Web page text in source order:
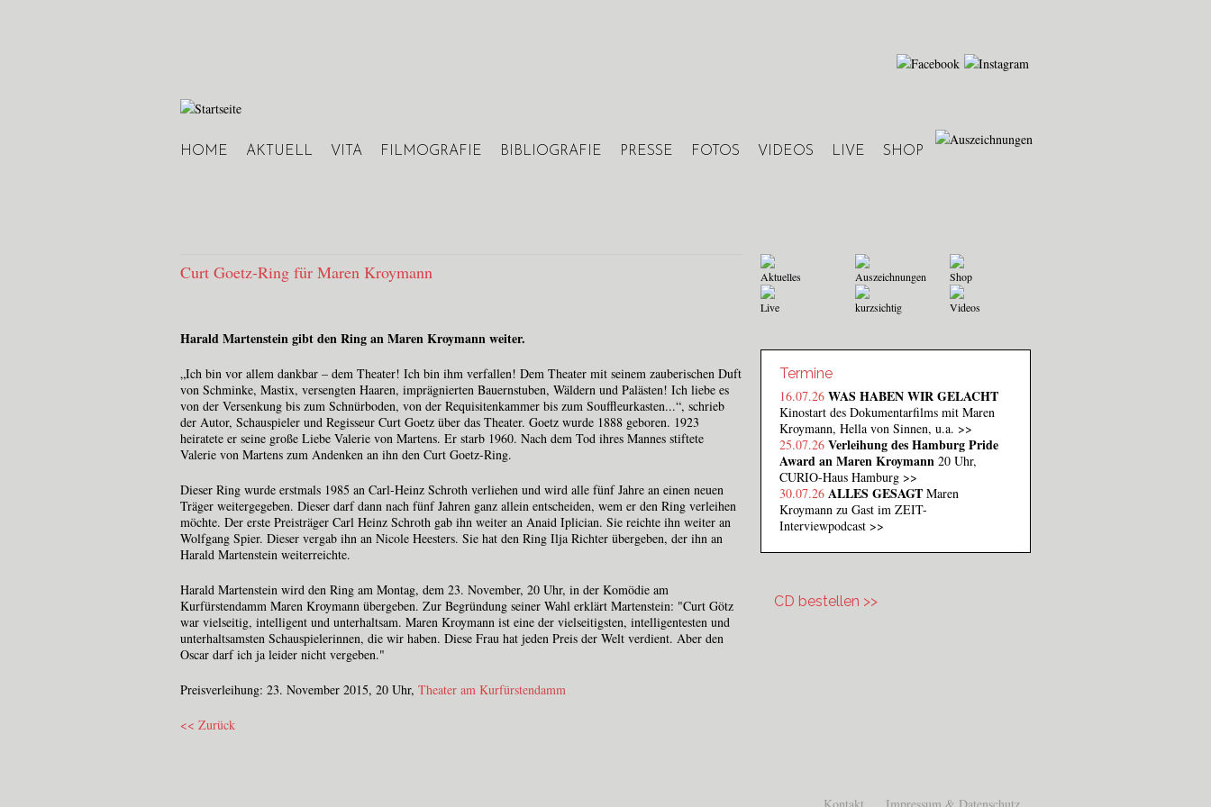
HOME AKTUELL VITA FILMOGRAFIE BIBLIOGRAFIE PRESSE FOTOS VIDEOS LIVE SHOP
Curt Goetz-Ring für Maren Kroymann
Harald Martenstein gibt den Ring an Maren Kroymann weiter.
„Ich bin vor allem dankbar – dem Theater! Ich bin ihm verfallen! Dem Theater mit seinem zauberischen Duft
von Schminke, Mastix, versengten Haaren, imprägnierten Bauernstuben, Wäldern und Palästen! Ich liebe es
von der Versenkung bis zum Schnürboden, von der Requisitenkammer bis zum Souffleurkasten...“, schrieb
der Autor, Schauspieler und Regisseur Curt Goetz über das Theater. Goetz wurde 1888 geboren. 1923
heiratete er seine große Liebe Valerie von Martens. Er starb 1960. Nach dem Tod ihres Mannes stiftete
Valerie von Martens zum Andenken an ihn den Curt Goetz-Ring.
Dieser Ring wurde erstmals 1985 an Carl-Heinz Schroth verliehen und wird alle fünf Jahre an einen neuen
Träger weitergegeben. Dieser darf dann nach fünf Jahren ganz allein entscheiden, wem er den Ring verleihen
möchte. Der erste Preisträger Carl Heinz Schroth gab ihn weiter an Anaid Iplician. Sie reichte ihn weiter an
Wolfgang Spier. Dieser vergab ihn an Nicole Heesters. Sie hat den Ring Ilja Richter übergeben, der ihn an
Harald Martenstein weiterreichte.
Harald Martenstein wird den Ring am Montag, dem 23. November, 20 Uhr, in der Komödie am
Kurfürstendamm Maren Kroymann übergeben. Zur Begründung seiner Wahl erklärt Martenstein: "Curt Götz
war vielseitig, intelligent und unterhaltsam. Maren Kroymann ist eine der vielseitigsten, intelligentesten und
unterhaltsamsten Schauspielerinnen, die wir haben. Diese Frau hat jeden Preis der Welt verdient. Aber den
Oscar darf ich ja leider nicht vergeben."
Preisverleihung: 23. November 2015, 20 Uhr, Theater am Kurfürstendamm
<< Zurück
Aktuelles Auszeichnungen Shop
Live kurzsichtig Videos
Termine
16.07.26 WAS HABEN WIR GELACHT
Kinostart des Dokumentarfilms mit Maren
Kroymann, Hella von Sinnen, u.a. >>
25.07.26 Verleihung des Hamburg Pride
Award an Maren Kroymann 20 Uhr,
CURIO-Haus Hamburg >>
30.07.26 ALLES GESAGT Maren
Kroymann zu Gast im ZEIT-
Interviewpodcast >>
CD bestellen >>